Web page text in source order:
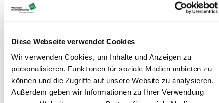
Diese Webseite verwendet Cookies
Wir verwenden Cookies, um Inhalte und Anzeigen zu
personalisieren, Funktionen für soziale Medien anbieten zu
können und die Zugriffe auf unsere Website zu analysieren.
Außerdem geben wir Informationen zu Ihrer Verwendung
Bauplatz 3